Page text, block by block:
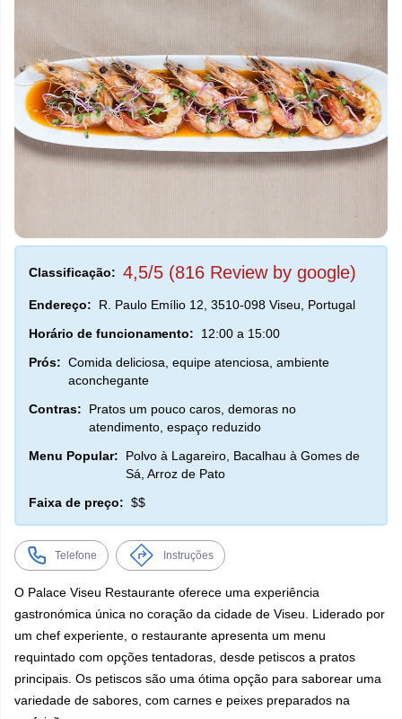
Classificação: 4,5/5 (816 Review by google)
Endereço:
R. Paulo Emílio 12, 3510-098 Viseu, Portugal
Horário de funcionamento:
12:00 a 15:00
Prós: Comida deliciosa, equipe atenciosa, ambiente
aconchegante
Contras:
Pratos um pouco caros, demoras no
atendimento, espaço reduzido
Menu Popular:
Polvo à Lagareiro, Bacalhau à Gomes de
Sá, Arroz de Pato
Faixa de preço: $$
Telefone Instruções
O Palace Viseu Restaurante oferece uma experiência
gastronómica única no coração da cidade de Viseu. Liderado por
um chef experiente, o restaurante apresenta um menu
requintado com opções tentadoras, desde petiscos a pratos
principais. Os petiscos são uma ótima opção para saborear uma
variedade de sabores, com carnes e peixes preparados na